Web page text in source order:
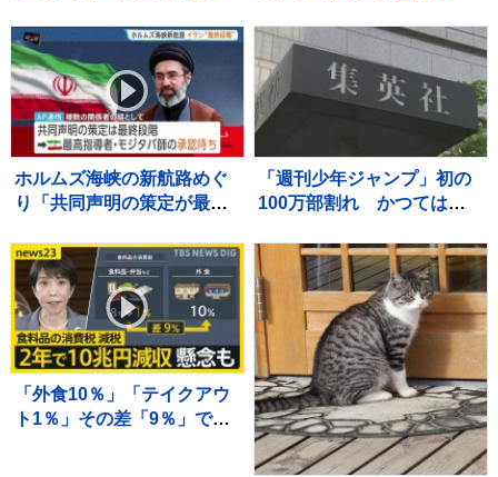
判決 千葉地裁
などを押収し解析へ 李大統
領も「身内重視の人事の失
敗だ」と痛烈批判
ホルムズ海峡の新航路めぐ
り「共同声明の策定が最終
の協議 モジタバ師の承認
待ち
「週刊少年ジャンプ」初の
100万部割れ かつては漫
を記録 国内雑誌で100万
部超えゼロに
「外食10％」「テイクアウ
ト1％」その差「9％」であ